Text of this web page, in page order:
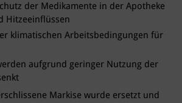
der Medikamente in der Apotheke
Hitzeeinflüssen
klimatischen Arbeitsbedingungen für
aufgrund geringer Nutzung der
Markise wurde ersetzt und